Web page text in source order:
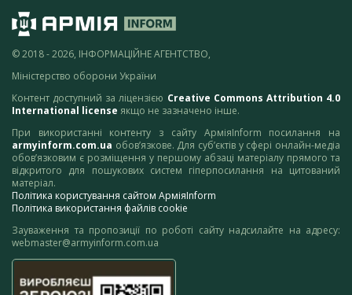
© 2018 - 2026, ІНФОРМАЦІЙНЕ АГЕНТСТВО,
Міністерство оборони України
Контент доступний за ліцензією Creative Commons Attribution 4.0
International license якщо не зазначено інше.
При використанні контенту з сайту АрміяInform посилання на
armyinform.com.ua обов’язкове. Для суб’єктів у сфері онлайн-медіа
обов’язковим є розміщення у першому абзаці матеріалу прямого та
відкритого для пошукових систем гіперпосилання на цитований
матеріал.
Політика користування сайтом АрміяInform
Політика використання файлів cookie
Зауваження та пропозиції по роботі сайту надсилайте на адресу:
webmaster@armyinform.com.ua